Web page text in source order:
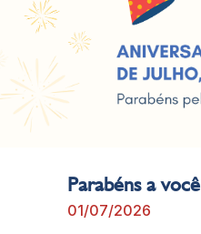
Parabéns a
01/07/2026